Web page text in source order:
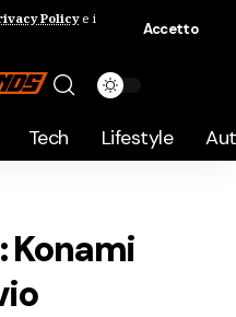
Policye i
Accetto
Tech Lifestyle
Konami